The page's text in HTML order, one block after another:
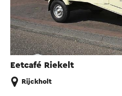
Eetcafé Riekelt
Rijckholt